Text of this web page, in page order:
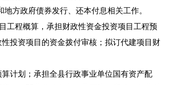
方政府债券发行、还本付息相关工作。
程概算，承担财政性资金投资项目工程预
投资项目的资金拨付审核；拟订代建项目财
计划；承担全县行政事业单位国有资产配